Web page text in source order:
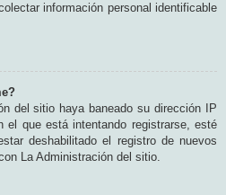
información personal identificable
del sitio haya baneado su dirección IP
el que está intentando registrarse, esté
deshabilitado el registro de nuevos
La Administración del sitio.